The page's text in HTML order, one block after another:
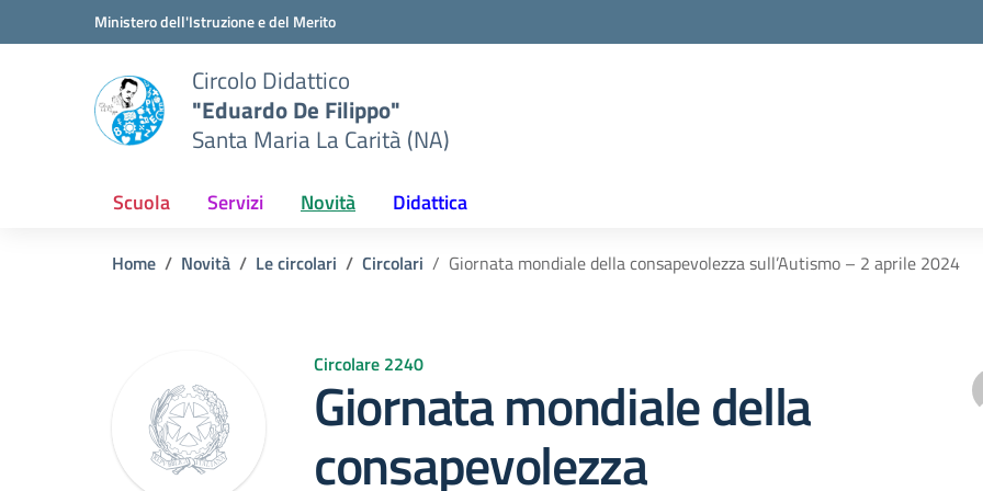
Vai ai contenuti
Vai al menu di navigazioneMinistero dell'Istruzione e del Merito
Circolo Didattico
"Eduardo De Filippo"
Santa Maria La Carità (NA)
Scuola Servizi Novità Didattica
Home Novità Le circolari Circolari Giornata mondiale della consapevolezza sull’Autismo – 2 aprile 2024
Circolare 2240
Giornata mondiale della
consapevolezza